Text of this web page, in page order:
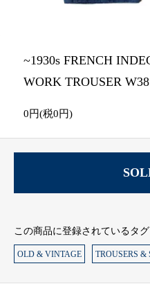
~1930s FRENCH
WORK TROUSER W38
0円(税0円)
この商品に登録されているタグ
OLD & VINTAGE TROUSERS &